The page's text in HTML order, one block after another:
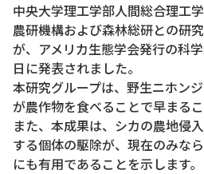
中央大学理工学部人間総合理工
農研機構および森林総研との研
が、アメリカ生態学会発行の科
日に発表されました。
本研究グループは、野生ニホン
が農作物を食べることで早まる
また、本成果は、シカの農地侵
する個体の駆除が、現在のみな
にも有用であることを示します。